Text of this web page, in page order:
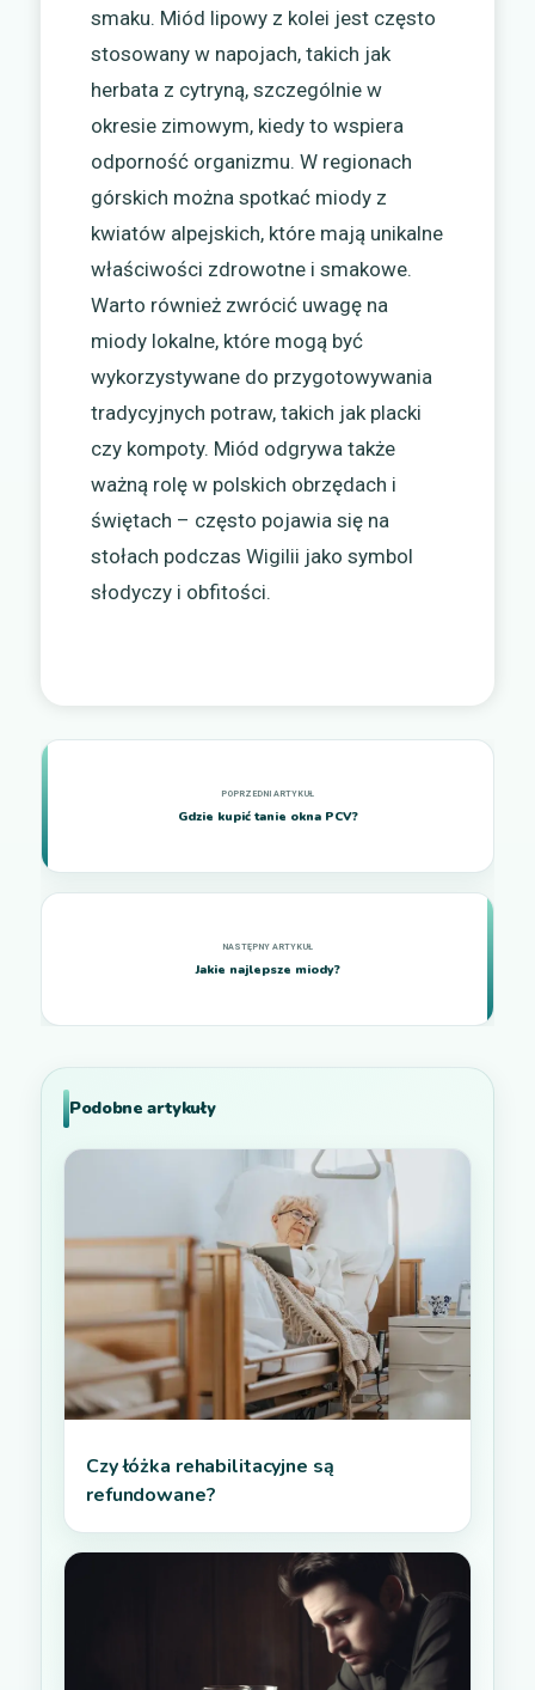
smaku. Miód lipowy z kolei jest często
stosowany w napojach, takich jak
herbata z cytryną, szczególnie w
okresie zimowym, kiedy to wspiera
odporność organizmu. W regionach
górskich można spotkać miody z
kwiatów alpejskich, które mają unikalne
właściwości zdrowotne i smakowe.
Warto również zwrócić uwagę na
miody lokalne, które mogą być
wykorzystywane do przygotowywania
tradycyjnych potraw, takich jak placki
czy kompoty. Miód odgrywa także
ważną rolę w polskich obrzędach i
świętach – często pojawia się na
stołach podczas Wigilii jako symbol
słodyczy i obfitości.
Gdzie kupić tanie okna PCV?
Jakie najlepsze miody?
Podobne artykuły
Czy łóżka rehabilitacyjne są
refundowane?